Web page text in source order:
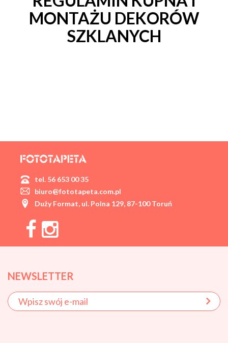
MONTAŻU DEKORÓW
SZKLANYCH
tel. 56 653 00 35
biuro@fototapeta.com.pl
Duży Format, ul. Polna 129, 87-100 Toruń
NEWSLETTER